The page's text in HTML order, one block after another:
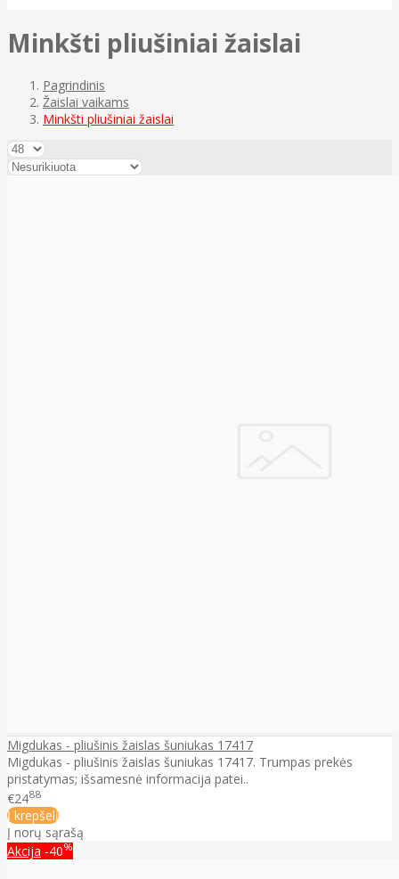
Minkšti pliušiniai žaislai
Pagrindinis
Žaislai vaikams
Minkšti pliušiniai žaislai
Migdukas - pliušinis žaislas šuniukas 17417
Migdukas - pliušinis žaislas šuniukas 17417. Trumpas prekės
pristatymas; išsamesnė informacija patei..
€2488
Į krepšelį
Į norų sąrašą
Akcija -40%